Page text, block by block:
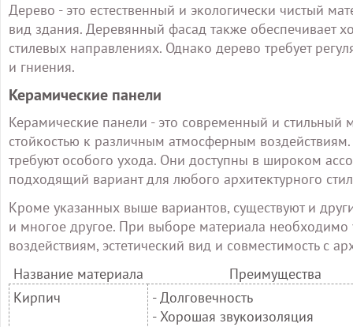
Дерево - это естественный и экологически чистый
вид здания. Деревянный фасад также обеспечивает
стилевых направлениях. Однако дерево требует
и гниения.
Керамические панели
Керамические панели - это современный и
стойкостью к различным атмосферным
требуют особого ухода. Они доступны в широком
подходящий вариант для любого архитектурного
Кроме указанных выше вариантов, существуют и
и многое другое. При выборе материала необходимо
воздействиям, эстетический вид и совместимость с
Название материала
Преимущества
Кирпич
- Долговечность
- Хорошая звукоизоляция